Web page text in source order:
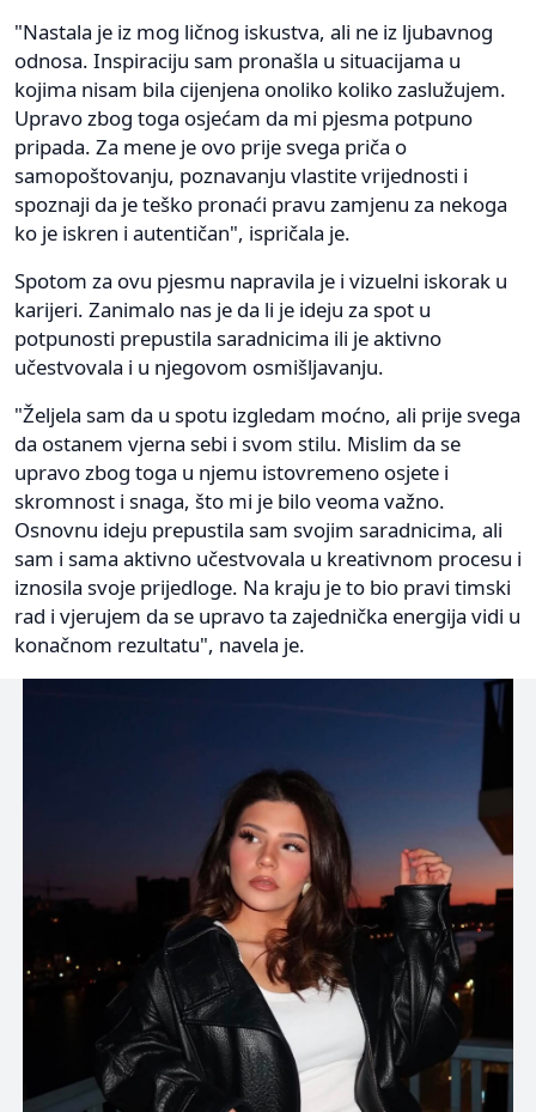
"Nastala je iz mog ličnog iskustva, ali ne iz ljubavnog
odnosa. Inspiraciju sam pronašla u situacijama u
kojima nisam bila cijenjena onoliko koliko zaslužujem.
Upravo zbog toga osjećam da mi pjesma potpuno
pripada. Za mene je ovo prije svega priča o
samopoštovanju, poznavanju vlastite vrijednosti i
spoznaji da je teško pronaći pravu zamjenu za nekoga
ko je iskren i autentičan", ispričala je.
Spotom za ovu pjesmu napravila je i vizuelni iskorak u
karijeri. Zanimalo nas je da li je ideju za spot u
potpunosti prepustila saradnicima ili je aktivno
učestvovala i u njegovom osmišljavanju.
"Željela sam da u spotu izgledam moćno, ali prije svega
da ostanem vjerna sebi i svom stilu. Mislim da se
upravo zbog toga u njemu istovremeno osjete i
skromnost i snaga, što mi je bilo veoma važno.
Osnovnu ideju prepustila sam svojim saradnicima, ali
sam i sama aktivno učestvovala u kreativnom procesu i
iznosila svoje prijedloge. Na kraju je to bio pravi timski
rad i vjerujem da se upravo ta zajednička energija vidi u
konačnom rezultatu", navela je.